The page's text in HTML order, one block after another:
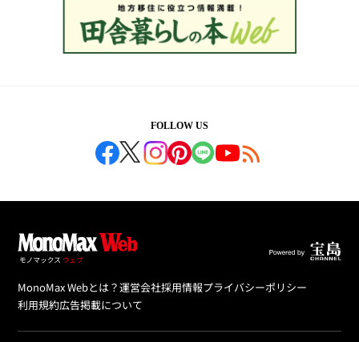
FOLLOW US
MonoMax Webとは？運営会社採用情報プライバシーポリシー
利用規約広告掲載について